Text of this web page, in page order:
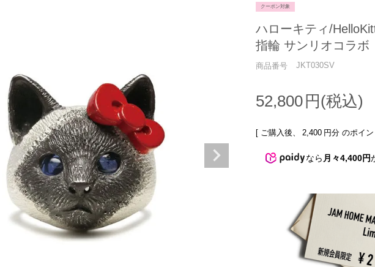
クーポン対象
ハローキティ/
指輪 サンリオコラボ
商品番号 JKT030SV
52,800
[ ご購入後、 2,400 円分 のポイ
なら 月々4,400円